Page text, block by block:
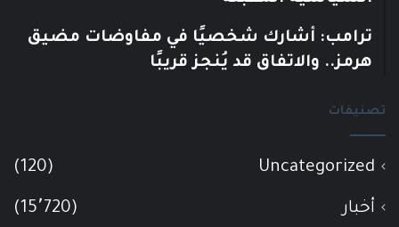
ترامب: أشارك شخصيًا في مفاوضات مضيق
هرمز.. والاتفاق قد يُنجز قريبًا
تصنيفات
Uncategorized
(120)
أخبار (15٬720)